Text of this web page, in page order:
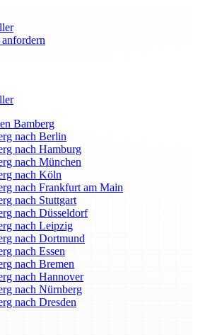
Bamberg
nach Berlin
nach Hamburg
nach München
nach Köln
nach Frankfurt am Main
nach Stuttgart
nach Düsseldorf
nach Leipzig
nach Dortmund
nach Essen
nach Bremen
nach Hannover
nach Nürnberg
nach Dresden